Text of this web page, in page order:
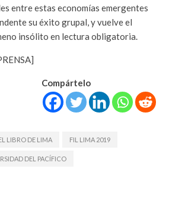
entre estas economías emergentes
su éxito grupal, y vuelve el
insólito en lectura obligatoria.
Compártelo
LIBRO DE LIMA FIL LIMA 2019
DEL PACÍFICO